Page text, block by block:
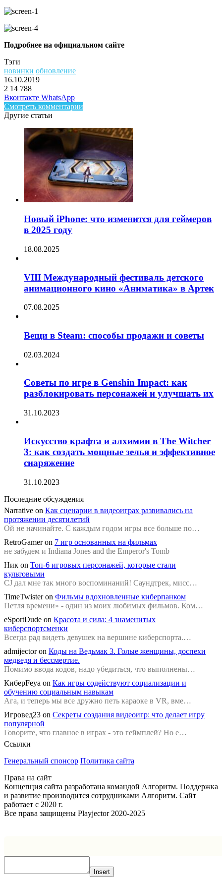
Подробнее на официальном сайте
Тэги
новинки обновление
16.10.2019
2 14 788
Facebook
Twitter
LinkedIn
Вконтакте WhatsAppTelegram
Смотреть комментарии
Другие статьи
Новый iPhone: что изменится для геймеров
в 2025 году
18.08.2025
VIII Международный фестиваль детского
анимационного кино «Аниматика» в Артек
07.08.2025
Вещи в Steam: способы продажи и советы
02.03.2024
Советы по игре в Genshin Impact: как
разблокировать персонажей и улучшать их
31.10.2023
Искусство крафта и алхимии в The Witcher
3: как создать мощные зелья и эффективное
снаряжение
31.10.2023
Последние обсуждения
Narrative on Как сценарии в видеоиграх развивались на
протяжении десятилетий
Ой не начинайте. С каждым годом игры все больше по…
RetroGamer on 7 игр основанных на фильмах
не забудем и Indiana Jones and the Emperor's Tomb
Ник on Топ-6 игровых персонажей, которые стали
культовыми
CJ дал мне так много воспоминаний! Саундтрек, мисс…
TimeTwister on Фильмы вдохновленные киберпанком
Петля времени» - один из моих любимых фильмов. Ком…
eSportDude on Красота и сила: 4 знаменитых
киберспортсменки
Всегда рад видеть девушек на вершине киберспорта.…
admijector on Коды на Ведьмак 3. Голые женщины, доспехи
медведя и бессмертие.
Помимо ввода кодов, надо убедиться, что выполнены…
КиберFeya on Как игры содействуют социализации и
обучению социальным навыкам
Ага, и теперь мы все дружно петь караоке в VR, вме…
Игровед23 on Секреты создания видеоигр: что делает игру
популярной
Говорите, что главное в играх - это геймплей? Но е…
Ссылки
Генеральный спонсор Политика сайта
Права на сайт
Концепция сайта разработана командой Алгоритм. Поддержка
и развитие производится сотрудниками Алгоритм. Сайт
работает с 2020 г.
Все права защищены Playjector 2020-2025
Insert